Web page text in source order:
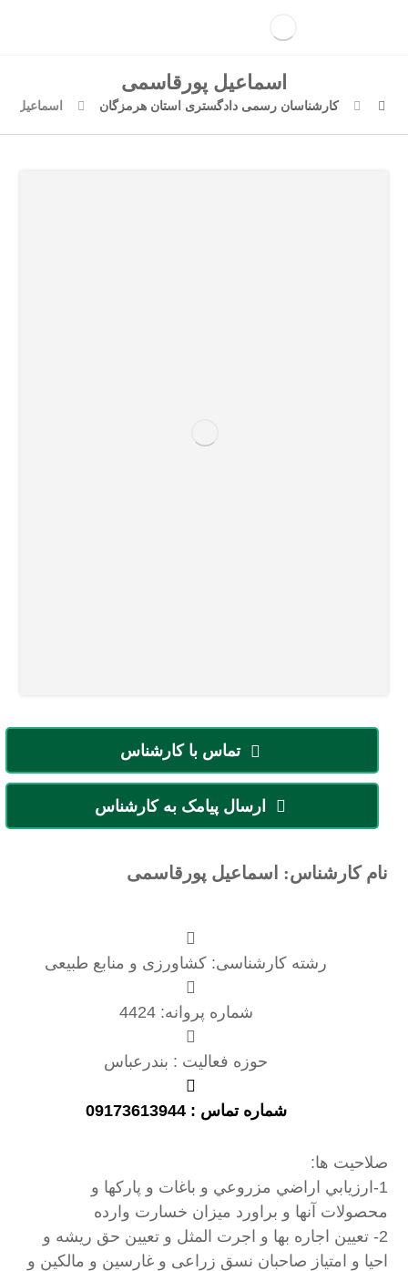
اسماعیل پورقاسمی
کارشناسان رسمی دادگستری استان هرمزگان اسماعیل
تماس با کارشناس
ارسال پیامک به کارشناس
نام کارشناس: اسماعیل پورقاسمی
رشته کارشناسی: کشاورزی و منابع طبیعی
شماره پروانه: 4424
حوزه فعالیت : بندرعباس
شماره تماس : 09173613944
صلاحیت ها:
1-ارزيابي اراضي مزروعي و باغات و پاركها و
محصولات آنها و براورد ميزان خسارت وارده
2- تعیین اجاره بها و اجرت المثل و تعیین حق ریشه و
احیا و امتیاز صاحبان نسق زراعی و غارسین و مالکین و